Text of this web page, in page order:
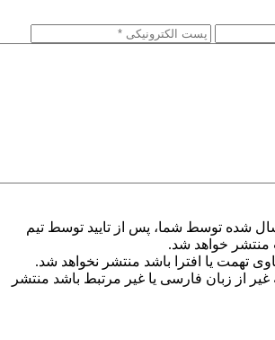
شده توسط شما، پس از تایید توسط تیم
خواهد شد.
تهمت یا افترا باشد منتشر نخواهد شد.
غیر از زبان فارسی یا غیر مرتبط باشد منتشر